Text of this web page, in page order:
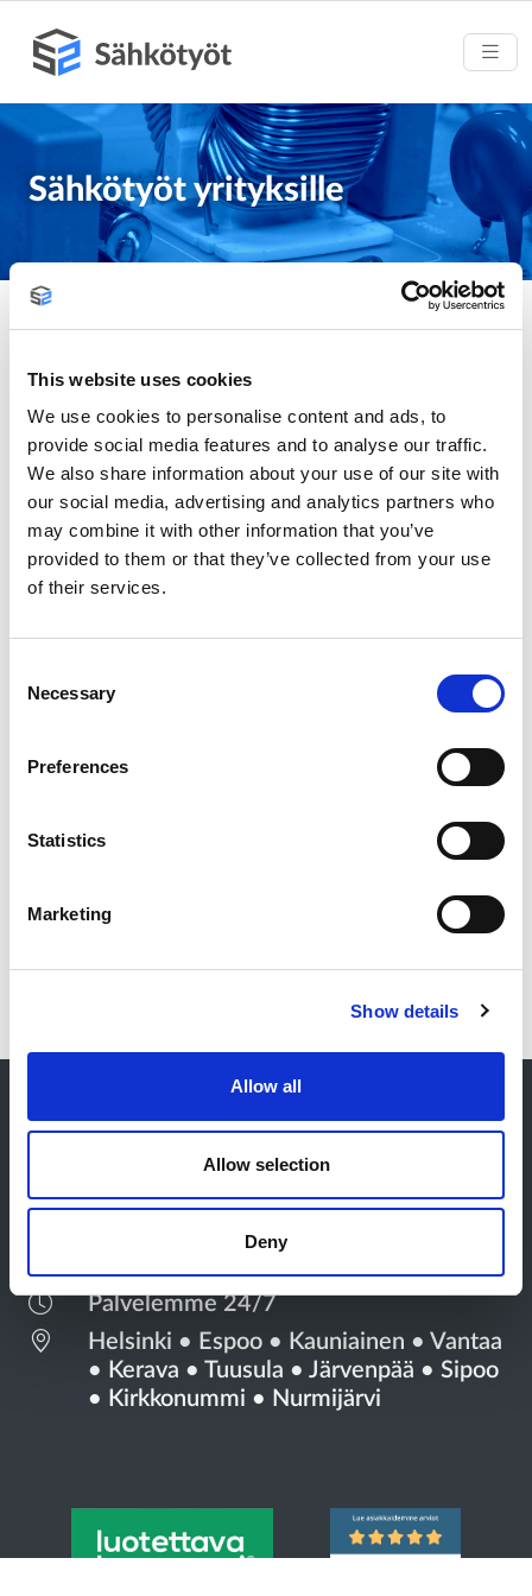
This website uses cookies
We use cookies to personalise content and ads, to
provide social media features and to analyse our traffic.
We also share information about your use of our site with
our social media, advertising and analytics partners who
may combine it with other information that you’ve
provided to them or that they’ve collected from your use
of their services.
Selection
Necessary
Preferences
Statistics
Marketing
Show details
Allow all
Allow selection
Deny
Sähkötyöt yrityksille
liikekiinteistöille
Palveluvalikoimaamme kuuluvat valaisinasennukset,
toimitilojen sähköistykset, sähköautojen latausasemien
asennukset, huoltosähkötyöt ja vianselvitykset.
Palvelemme myös talotekniikan huolto- ja
asennustöissä, huollamme ilmanvaihtojärjestelmät sekä
huolto- ja asennuspalveluita aputoiminimellä S2-
verkkosivuilta
Palvelemme 24/7
Helsinki • Espoo • Kauniainen • Vantaa
• Kerava • Tuusula • Järvenpää • Sipoo
• Kirkkonummi • Nurmijärvi